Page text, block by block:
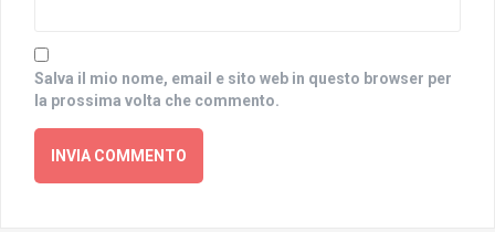
Salva il mio nome, email e sito web in questo browser per
la prossima volta che commento.